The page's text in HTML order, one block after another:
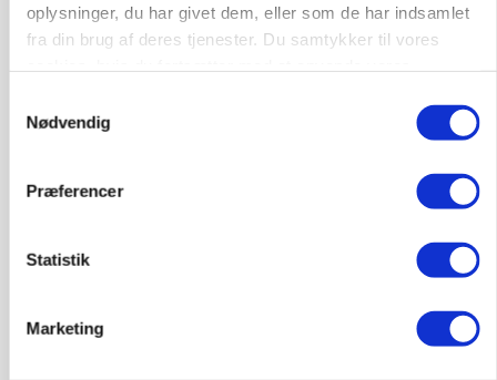
oplysninger, du har givet dem, eller som de har indsamlet
fra din brug af deres tjenester. Du samtykker til vores
Nødvendig
Præferencer
Statistik
Marketing
POLITIK
»Nu stopper I«: Landbrugsdebattør og
protestgruppe vil demonstrere mod ny
gødskningslov